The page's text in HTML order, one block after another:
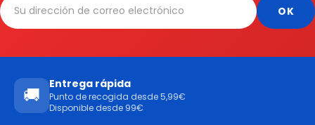
🚚
Entrega rápida
Punto de recogida desde 5,99€
Disponible desde 99€